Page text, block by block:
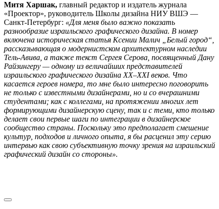
Митя Харшак, главный редактор и издатель журнала
«Проектор», руководитель Школы дизайна НИУ ВШЭ —
Санкт-Петербург: «Для меня было важно показать
разнообразие израильского графического дизайна. В номер
включена историческая статья Ксении Малич „Белый город“,
рассказывающая о модернистском архитектурном наследии
Тель-Авива, а также текст Сергея Серова, посвященный Дану
Райзингеру — одному из величайших представителей
израильского графического дизайна XX–XXI веков. Что
касается героев номера, то мне было интересно поговорить
не только с известными дизайнерами, но и со вчерашними
студентами; как с коллегами, на протяжении многих лет
формирующими дизайнерскую сцену, так и с теми, кто только
делает свои первые шаги по интеграции в дизайнерское
сообщество страны. Поскольку это предполагает смешение
культур, подходов и личного опыта, я бы расценил эту серию
интервью как свою субъективную точку зрения на израильский
графический дизайн со стороны».